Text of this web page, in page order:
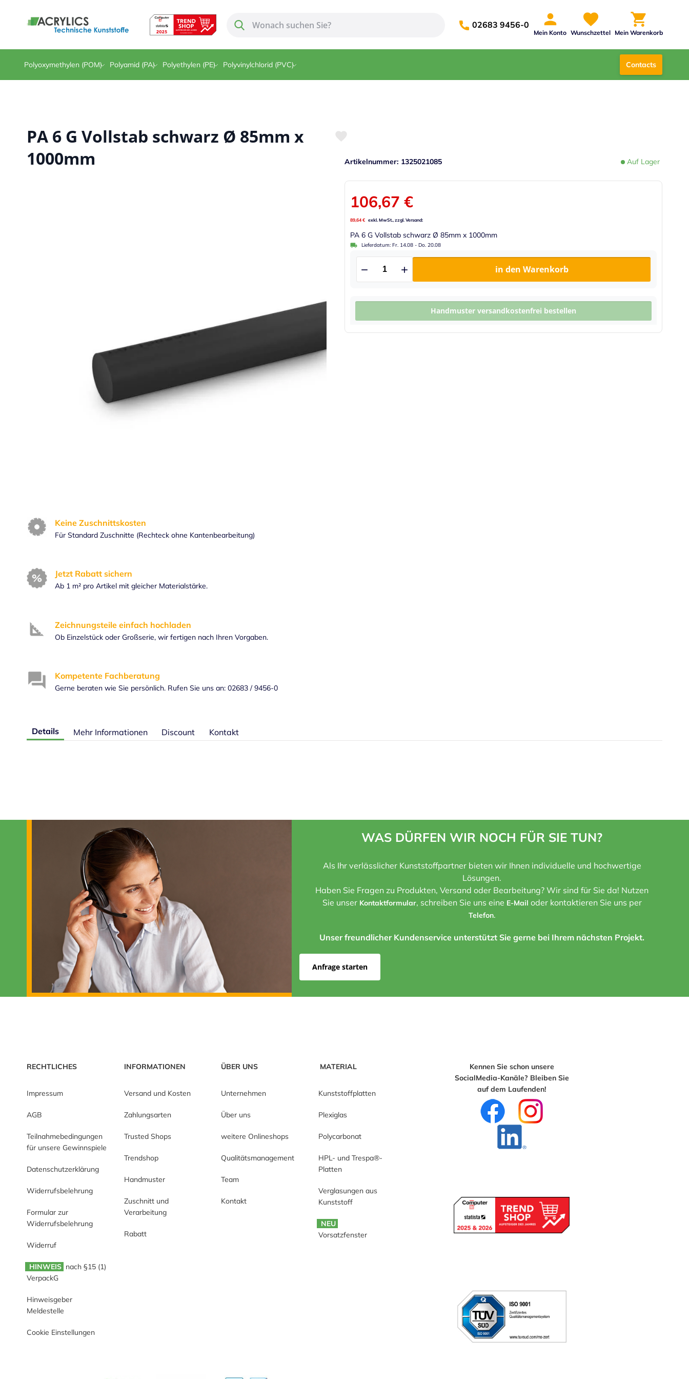
02683 9456-0
Mein Konto Wunschzettel Mein Warenkorb
Polyoxymethylen (POM) Polyamid (PA) Polyethylen (PE) Polyvinylchlorid (PVC) Contacts
PA 6 G Vollstab schwarz Ø 85mm x
1000mm
Auf Lager
Artikelnummer 1325021085
in den Warenkorb
Handmuster versandkostenfrei bestellen
106,67 €
89,64 €
PA 6 G Vollstab schwarz Ø 85mm x 1000mm
Lieferdatum: Fr. 14.08 - Do. 20.08
Keine Zuschnittskosten
Für Standard Zuschnitte (Rechteck ohne Kantenbearbeitung)
Jetzt Rabatt sichern
Ab 1 m² pro Artikel mit gleicher Materialstärke.
Zeichnungsteile einfach hochladen
Ob Einzelstück oder Großserie, wir fertigen nach Ihren Vorgaben.
Kompetente Fachberatung
Gerne beraten wie Sie persönlich. Rufen Sie uns an: 02683 / 9456-0
Details Mehr Informationen Discount Kontakt
WAS DÜRFEN WIR NOCH FÜR SIE TUN?
Als Ihr verlässlicher Kunststoffpartner bieten wir Ihnen individuelle und hochwertige
Lösungen.
Haben Sie Fragen zu Produkten, Versand oder Bearbeitung? Wir sind für Sie da! Nutzen
Sie unser Kontaktformular, schreiben Sie uns eine E-Mail oder kontaktieren Sie uns per
Telefon.
Unser freundlicher Kundenservice unterstützt Sie gerne bei Ihrem nächsten Projekt.
Anfrage starten
RECHTLICHES
Impressum
AGB
Teilnahmebedingungen
für unsere Gewinnspiele
Datenschutzerklärung
Widerrufsbelehrung
Formular zur
Widerrufsbelehrung
Widerruf
HINWEIS nach §15 (1)
VerpackG
Hinweisgeber
Meldestelle
Cookie Einstellungen
INFORMATIONEN
Versand und Kosten
Zahlungsarten
Trusted Shops
Trendshop
Handmuster
Zuschnitt und
Verarbeitung
Rabatt
ÜBER UNS
Unternehmen
Über uns
weitere Onlineshops
Qualitätsmanagement
Team
Kontakt
MATERIAL
Kunststoffplatten
Plexiglas
Polycarbonat
HPL- und Trespa®-
Platten
Verglasungen aus
Kunststoff
NEU
Vorsatzfenster
Kennen Sie schon unsere
SocialMedia-Kanäle? Bleiben Sie
auf dem Laufenden!